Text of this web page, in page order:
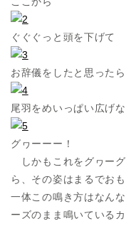
ぐぐぐっと頭を下げて
お辞儀をしたと思ったら
尾羽をめいっぱい広げ
グヮーーー！
しかもこれをグヮー
ら、その姿はまるでお
一体この鳴き方はなん
ーズのまま鳴いている